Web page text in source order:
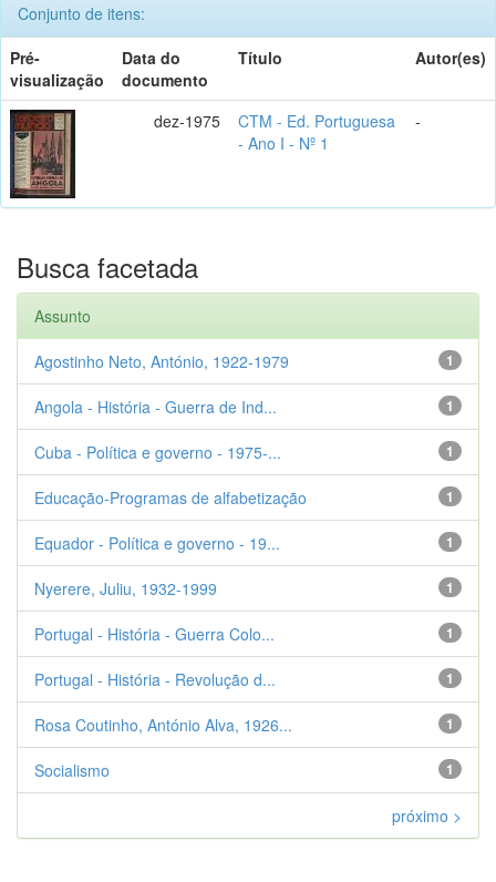
Conjunto de itens:
Pré-
visualização
Data do
documento
Título Autor(es)
dez-1975
CTM - Ed. Portuguesa
- Ano I - Nº 1
-
Busca facetada
Assunto
1
Agostinho Neto, António, 1922-1979
1
Angola - História - Guerra de Ind...
1
Cuba - Política e governo - 1975-...
1
Educação-Programas de alfabetização
1
Equador - Política e governo - 19...
1
Nyerere, Juliu, 1932-1999
1
Portugal - História - Guerra Colo...
1
Portugal - História - Revolução d...
1
Rosa Coutinho, António Alva, 1926...
1
Socialismo
próximo >